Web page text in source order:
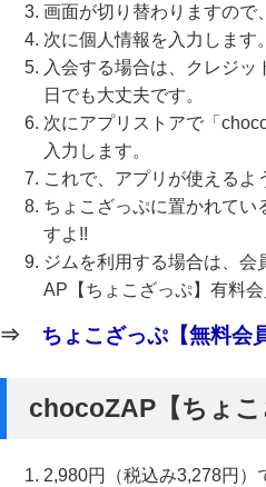
画面が切り替わりますので
次に個人情報を入力します。
入会する場合は、クレジ
日でも大丈夫です。
次にアプリストアで「
入力します。
これで、アプリが使えるよ
ちょこざっぷに置かれてい
すよ!!
ジムを利用する場合は、
AP【ちょこざっぷ】有料会
⇒ ちょこざっぷ【無料会
chocoZAP【ちょ
2,980円（税込み3,278円）